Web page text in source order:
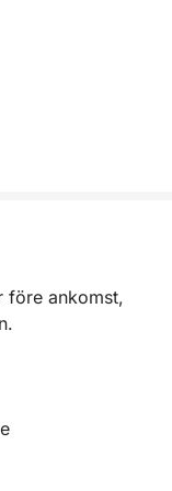
platser
före ankomst,